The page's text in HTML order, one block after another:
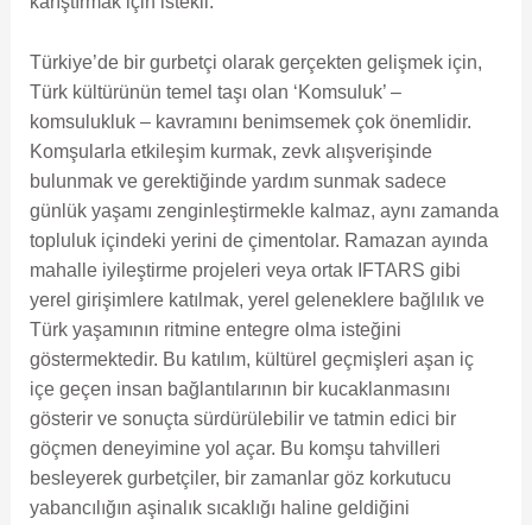
Türkiye’de bir gurbetçi olarak gerçekten gelişmek için,
Türk kültürünün temel taşı olan ‘Komsuluk’ –
komsulukluk – kavramını benimsemek çok önemlidir.
Komşularla etkileşim kurmak, zevk alışverişinde
bulunmak ve gerektiğinde yardım sunmak sadece
günlük yaşamı zenginleştirmekle kalmaz, aynı zamanda
topluluk içindeki yerini de çimentolar. Ramazan ayında
mahalle iyileştirme projeleri veya ortak IFTARS gibi
yerel girişimlere katılmak, yerel geleneklere bağlılık ve
Türk yaşamının ritmine entegre olma isteğini
göstermektedir. Bu katılım, kültürel geçmişleri aşan iç
içe geçen insan bağlantılarının bir kucaklanmasını
gösterir ve sonuçta sürdürülebilir ve tatmin edici bir
göçmen deneyimine yol açar. Bu komşu tahvilleri
besleyerek gurbetçiler, bir zamanlar göz korkutucu
yabancılığın aşinalık sıcaklığı haline geldiğini